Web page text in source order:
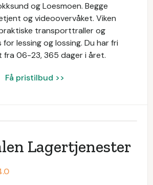
og Loesmoen. Begge
og videoovervåket. Viken
transporttraller og
lessing og lossing. Du har fri
fra 06-23, 365 dager i året.
Få pristilbud >>
Lagertjenester